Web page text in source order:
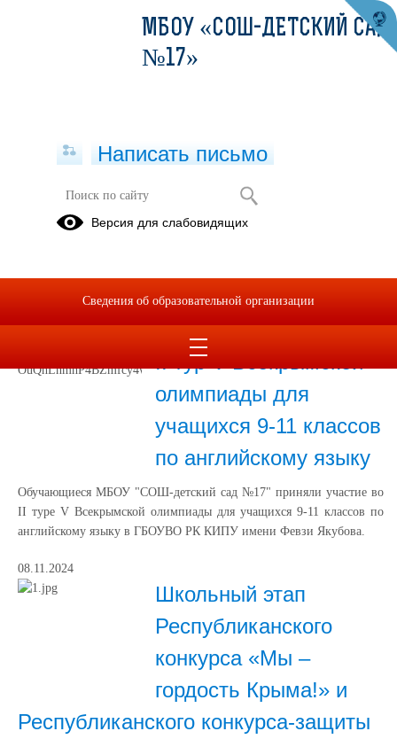
Научно-исследовательская
деятельность
II тур V Всекрымской
олимпиады для
учащихся 9-11 классов
по английскому языку
Обучающиеся МБОУ "СОШ-детский сад №17" приняли участие во
II туре V Всекрымской олимпиады для учащихся 9-11 классов по
английскому языку в ГБОУВО РК КИПУ имени Февзи Якубова.
08.11.2024
Школьный этап
Республиканского
конкурса «Мы –
гордость Крыма!» и
Республиканского конкурса-защиты
МБОУ «СОШ-ДЕТСКИЙ САД
№17»
Написать письмо
Версия для слабовидящих
Сведения об образовательной организации